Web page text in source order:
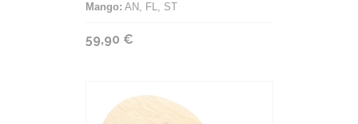
Mango: AN, FL, ST
59,90 €